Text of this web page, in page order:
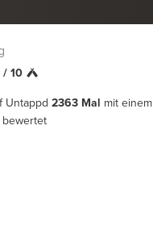
/ 10
Untappd 2363 Mal mit einem
bewertet